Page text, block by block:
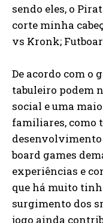
sendo eles, o
corte minha
vs Kronk;
De acordo com o
tabuleiro podem
social e uma
familiares, como
desenvolvimento
board games
experiências e
que há muito
surgimento dos
jogo ainda